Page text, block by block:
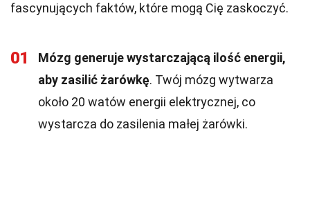
fascynujących faktów, które mogą Cię zaskoczyć.
01
Mózg generuje wystarczającą ilość energii,
aby zasilić żarówkę. Twój mózg wytwarza
około 20 watów energii elektrycznej, co
wystarcza do zasilenia małej żarówki.